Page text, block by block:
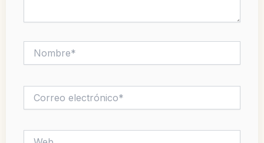
electrónico*